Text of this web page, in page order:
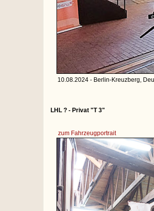
10.08.2024 - Berlin-Kreuzberg,
LHL ? - Privat "T 3"
zum Fahrzeugportrait